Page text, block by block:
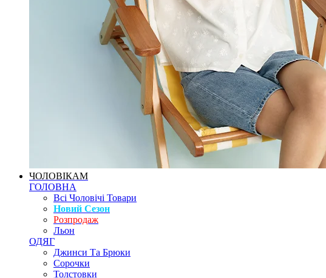
ЧОЛОВІКАМ
ГОЛОВНА
Всі Чоловічі Товари
Новий Сезон
Розпродаж
Льон
ОДЯГ
Джинси Та Брюки
Сорочки
Толстовки